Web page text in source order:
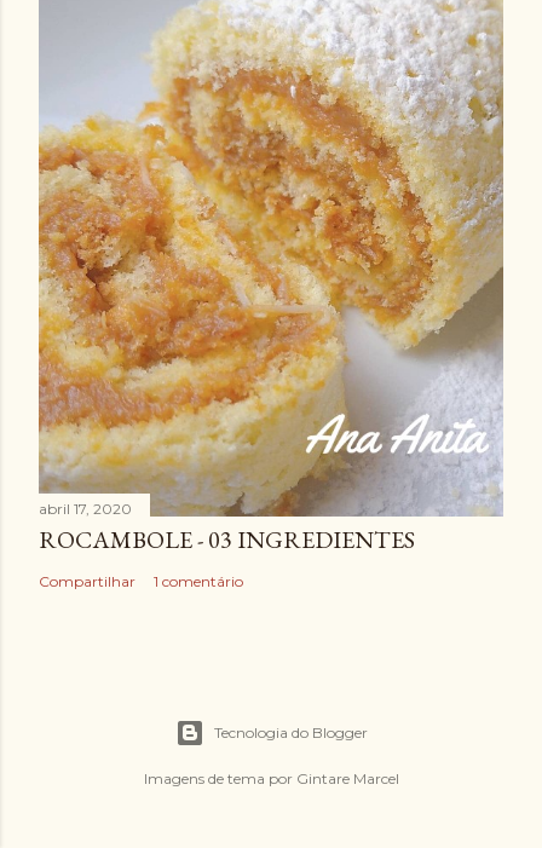
abril 17, 2020
ROCAMBOLE - 03 INGREDIENTES
Compartilhar 1 comentário
Tecnologia do Blogger
Imagens de tema por Gintare Marcel